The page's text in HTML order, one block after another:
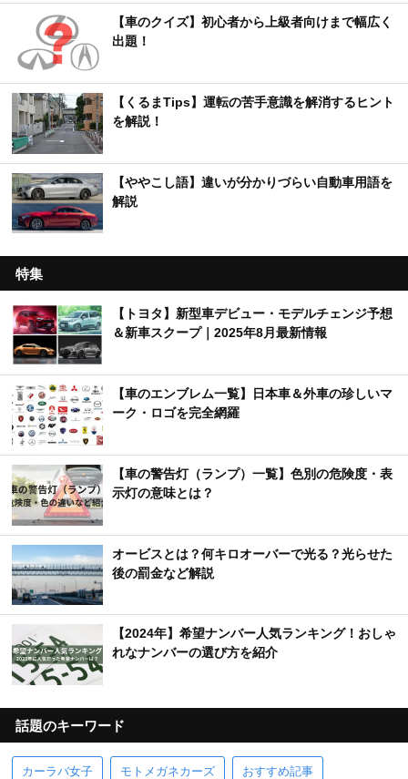
【車のクイズ】初心者から上級者向けまで幅広く
出題！
【くるまTips】運転の苦手意識を解消するヒント
を解説！
【ややこし語】違いが分かりづらい自動車用語を
解説
特集
【トヨタ】新型車デビュー・モデルチェンジ予想
＆新車スクープ｜2025年8月最新情報
【車のエンブレム一覧】日本車＆外車の珍しいマ
ーク・ロゴを完全網羅
【車の警告灯（ランプ）一覧】色別の危険度・表
示灯の意味とは？
オービスとは？何キロオーバーで光る？光らせた
後の罰金など解説
【2024年】希望ナンバー人気ランキング！おしゃ
れなナンバーの選び方を紹介
話題のキーワード
カーラバ女子 モトメガネカーズ おすすめ記事